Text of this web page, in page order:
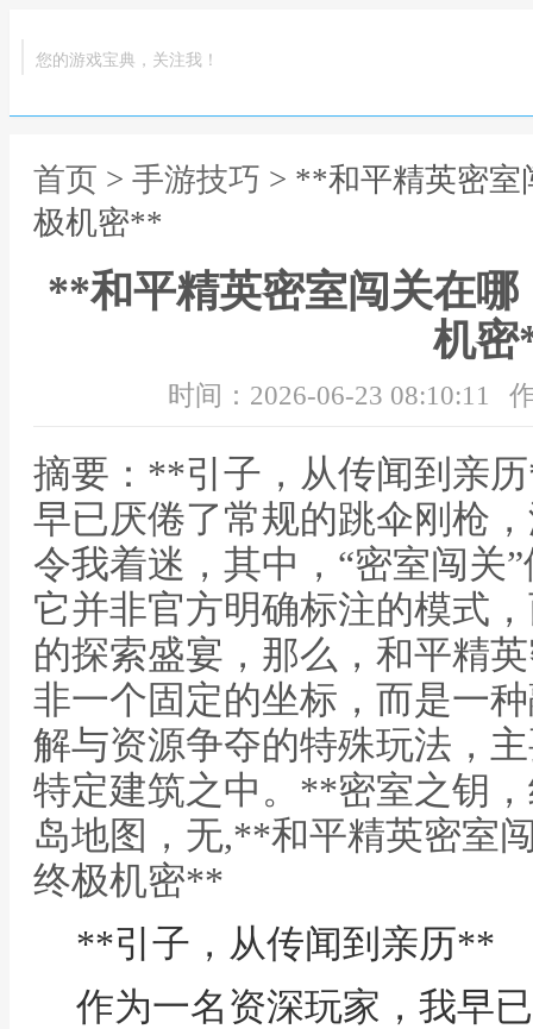
您的游戏宝典，关注我！
首页 > 手游技巧 > **和平精英密室
极机密**
**和平精英密室闯关在
机
时间：2026-06-23 08:10:11
摘要：**引子，从传闻到亲
早已厌倦了常规的跳伞刚枪
令我着迷，其中，“密室闯关
它并非官方明确标注的模式
的探索盛宴，那么，和平精
非一个固定的坐标，而是一
解与资源争夺的特殊玩法，
特定建筑之中。**密室之钥
岛地图，无,**和平精英密室
终极机密**
**引子，从传闻到亲历**
作为一名资深玩家，我早